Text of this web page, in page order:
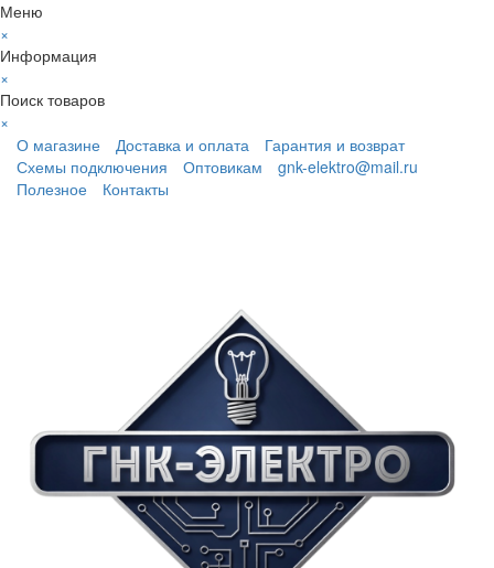
Меню
×
Информация
×
Поиск товаров
×
О магазине
Доставка и оплата
Гарантия и возврат
Схемы подключения
Оптовикам
gnk-elektro@mail.ru
Полезное
Контакты